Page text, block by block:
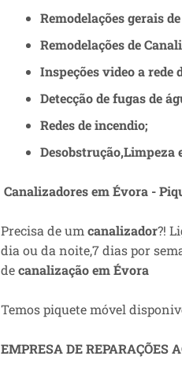
Remodelações gerais
Remodelações de
Inspeções video a rede
Detecção de fugas de
Redes de incendio;
Desobstrução,Limpeza
Canalizadores em Évora -
Precisa de um canalizador?!
dia ou da noite,7 dias por
decanalização em Évora
Temos piquete móvel
EMPRESA DE REPARAÇÕES